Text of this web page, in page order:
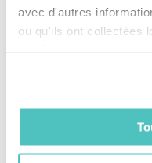
avec d'autres
ou qu'ils ont collectées